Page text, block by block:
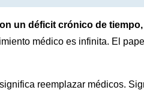
un déficit crónico de
médico es infinita. El
reemplazar médicos.